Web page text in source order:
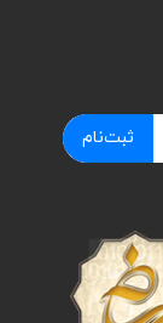
ثبت‌نام